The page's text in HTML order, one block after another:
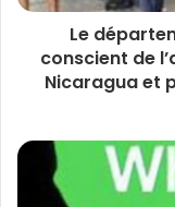
Le
conscient de
Nicaragua et